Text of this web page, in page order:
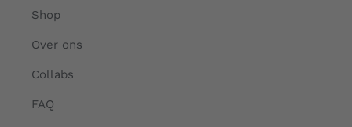
Shop
Over ons
Collabs
FAQ